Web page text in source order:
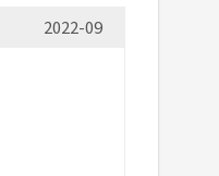
2022-09